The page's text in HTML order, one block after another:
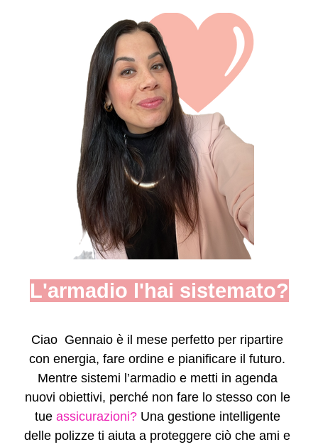
L'armadio l'hai sistemato?
Ciao Gennaio è il mese perfetto per ripartire
con energia, fare ordine e pianificare il futuro.
Mentre sistemi l’armadio e metti in agenda
nuovi obiettivi, perché non fare lo stesso con le
tue assicurazioni? Una gestione intelligente
delle polizze ti aiuta a proteggere ciò che ami e